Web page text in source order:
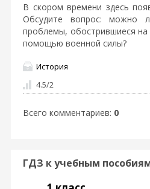
В скором времени здесь
Обсудите вопрос: можно
проблемы, обострившиеся на
помощью военной силы?
История
4.5/2
Всего комментариев: 0
ГДЗ к учебным